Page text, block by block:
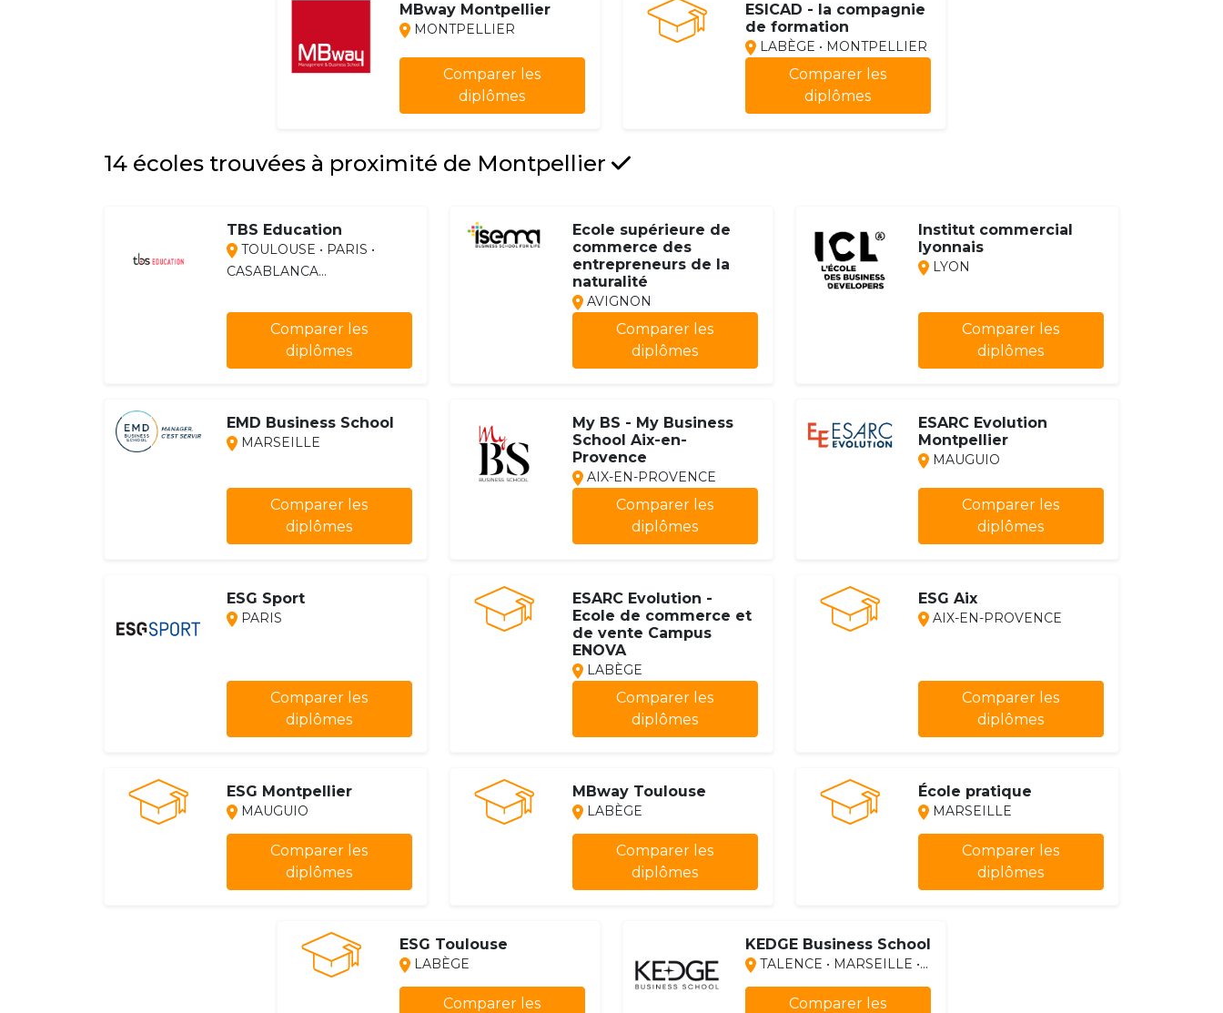
MBway Montpellier
MONTPELLIER
Comparer les
diplômes
ESICAD - la compagnie
de formation
LABÈGE • MONTPELLIER
Comparer les
diplômes
14 écoles trouvées à proximité de Montpellier
TBS Education
TOULOUSE • PARIS •
CASABLANCA...
Comparer les
diplômes
Ecole supérieure de
commerce des
entrepreneurs de la
naturalité
AVIGNON
Comparer les
diplômes
Institut commercial
lyonnais
LYON
Comparer les
diplômes
EMD Business School
MARSEILLE
Comparer les
diplômes
My BS - My Business
School Aix-en-
Provence
AIX-EN-PROVENCE
Comparer les
diplômes
ESARC Evolution
Montpellier
MAUGUIO
Comparer les
diplômes
ESG Sport
PARIS
Comparer les
diplômes
ESARC Evolution -
Ecole de commerce et
de vente Campus
ENOVA
LABÈGE
Comparer les
diplômes
ESG Aix
AIX-EN-PROVENCE
Comparer les
diplômes
ESG Montpellier
MAUGUIO
Comparer les
diplômes
MBway Toulouse
LABÈGE
Comparer les
diplômes
École pratique
MARSEILLE
Comparer les
diplômes
ESG Toulouse
LABÈGE
Comparer les
KEDGE Business School
TALENCE • MARSEILLE •...
Comparer les